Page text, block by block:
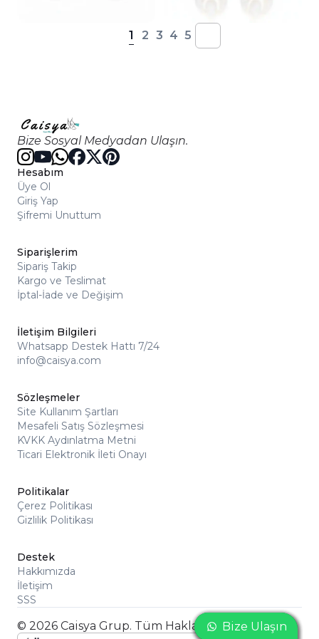
1 2 3 4 5
Bize Sosyal Medyadan Ulaşın.
Hesabım
Üye Ol
Giriş Yap
Şifremi Unuttum
Siparişlerim
Sipariş Takip
Kargo ve Teslimat
İptal-İade ve Değişim
İletişim Bilgileri
Whatsapp Destek Hattı 7/24
info@caisya.com
Sözleşmeler
Site Kullanım Şartları
Mesafeli Satış Sözleşmesi
KVKK Aydınlatma Metni
Ticari Elektronik İleti Onayı
Politikalar
Çerez Politikası
Gizlilik Politikası
Destek
Hakkımızda
İletişim
SSS
© 2026 Caisya Grup. Tüm Hakları SaklıdırBize Ulaşın
Bize Ulaşın
Bize Ulaşın